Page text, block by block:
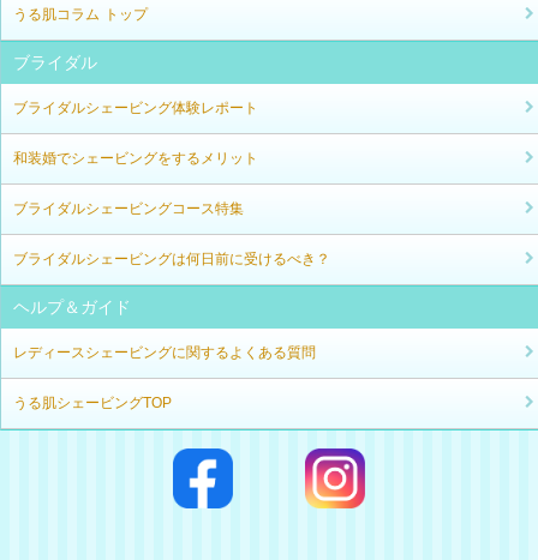
うる肌コラム トップ
ブライダル
ブライダルシェービング体験レポート
和装婚でシェービングをするメリット
ブライダルシェービングコース特集
ブライダルシェービングは何日前に受けるべき？
ヘルプ＆ガイド
レディースシェービングに関するよくある質問
うる肌シェービングTOP